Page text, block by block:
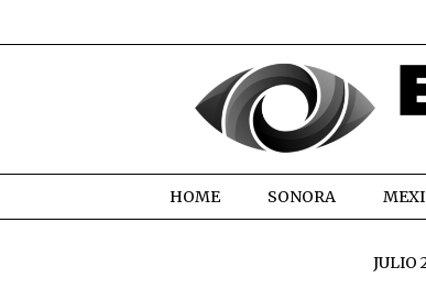
HOME SONORA
JULIO